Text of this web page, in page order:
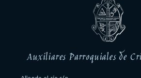
Auxiliares Parroquiales de